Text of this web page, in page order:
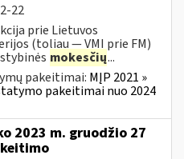
22
prie Lietuvos
(toliau ― VMI prie FM)
mokesčių...
pakeitimai: MĮP 2021 »
pakeitimai nuo 2024
2023 m. gruodžio 27